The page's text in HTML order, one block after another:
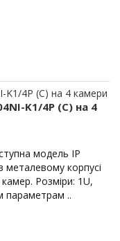
K1/4P (C) на 4
модель IP
металевому корпусі
Розміри: 1U,
параметрам ..